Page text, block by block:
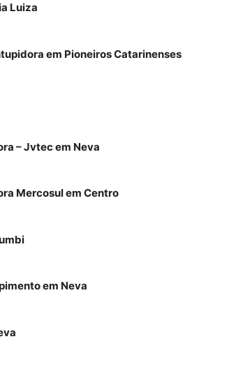
Luiza
em Pioneiros Catarinenses
– Jvtec em Neva
Mercosul em Centro
em Neva